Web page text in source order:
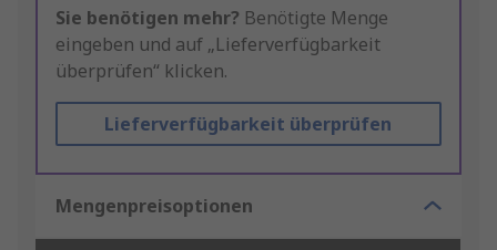
Sie benötigen mehr? Benötigte Menge
eingeben und auf „Lieferverfügbarkeit
überprüfen“ klicken.
Lieferverfügbarkeit überprüfen
Mengenpreisoptionen